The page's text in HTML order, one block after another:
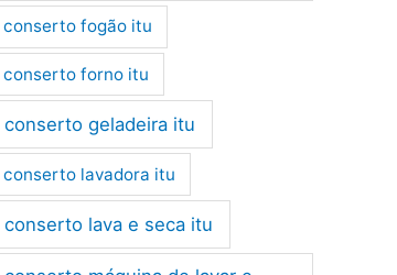
conserto fogão itu
conserto forno itu
conserto geladeira itu
conserto lavadora itu
conserto lava e seca itu